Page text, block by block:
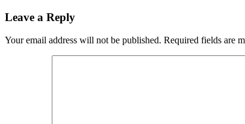
Leave a Reply
Your email address will not be published. Required fields are